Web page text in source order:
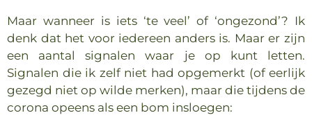
Maar wanneer is iets ‘te veel’ of ‘ongezond’? Ik
denk dat het voor iedereen anders is. Maar er zijn
een aantal signalen waar je op kunt letten.
Signalen die ik zelf niet had opgemerkt (of eerlijk
gezegd niet op wilde merken), maar die tijdens de
corona opeens als een bom insloegen: